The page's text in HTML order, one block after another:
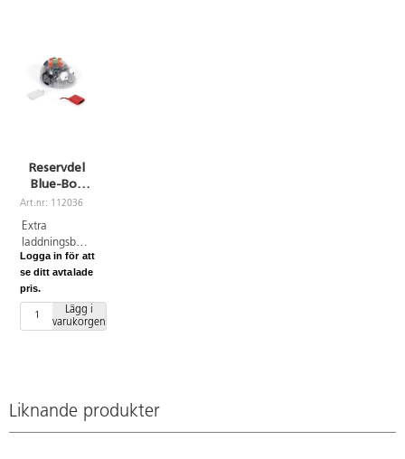
Reservdel
Blue-Bot
och Bee-Bot
batteri
Art.nr: 112036
Extra
laddningsbart
batteri till
Bee-Bot och
Blue-Bot.
Logga in för att
se ditt avtalade
pris.
Lägg i
varukorgen
Liknande produkter